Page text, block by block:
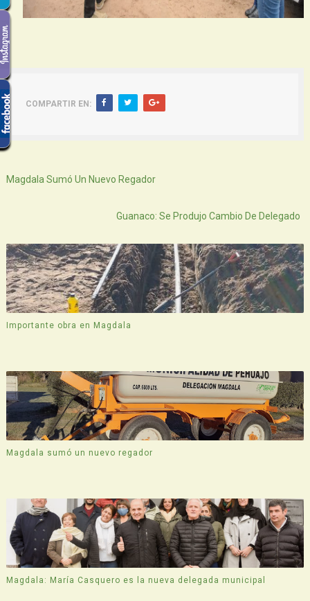
COMPARTIR EN:
Magdala Sumó Un Nuevo Regador
Guanaco: Se Produjo Cambio De Delegado
Importante obra en Magdala
Magdala sumó un nuevo regador
Magdala: María Casquero es la nueva delegada municipal